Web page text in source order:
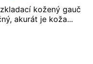
kožený gauč
akurát je koža...